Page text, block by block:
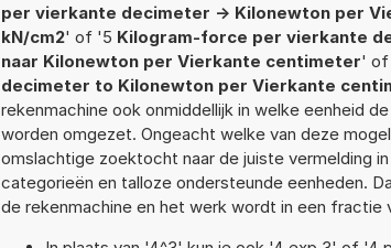
per vierkante decimeter -> Kilonewton per
kN/cm2' of '5 Kilogram-force per vierkante
naar Kilonewton per Vierkante centimeter' of
decimeter to Kilonewton per Vierkante
rekenmachine ook onmiddellijk in welke eenheid
worden omgezet. Ongeacht welke van deze
omslachtige zoektocht naar de juiste vermelding
categorieën en talloze ondersteunde eenheden.
de rekenmachine en het werk wordt in een fractie